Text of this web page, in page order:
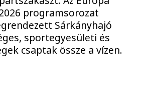
programsorozat
Sárkányhajó
sportegyesületi és
csaptak össze a vízen.